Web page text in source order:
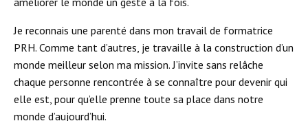
Je reconnais une parenté dans mon travail de formatrice
PRH. Comme tant d’autres, je travaille à la construction d’un
monde meilleur selon ma mission. J’invite sans relâche
chaque personne rencontrée à se connaître pour devenir qui
elle est, pour qu’elle prenne toute sa place dans notre
monde d’aujourd’hui.